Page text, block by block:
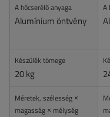
A hőcserélő anyaga
Alumínium öntvény
A
Készülék tömege
20 kg
Méretek, szélesség ×
magasság × mélység